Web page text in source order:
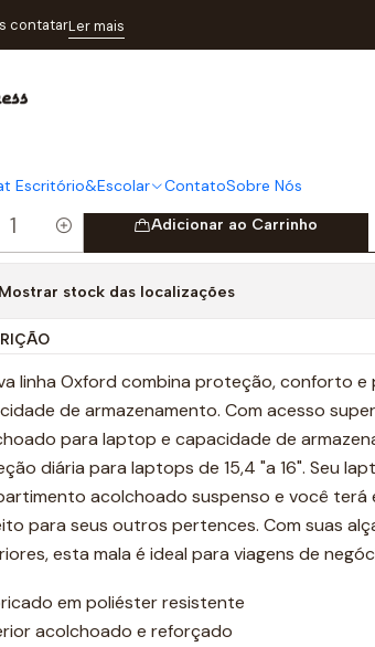
Escritório&Escolar ContatoSobre Nós
contatarLer mais
Portátil 16" Subblim Oxford Preta
Portátil 16"
Adicionar ao Carrinho
Mostrar stock das localizações
linha Oxford combina proteção, conforto e
de armazenamento. Com acesso
para laptop e capacidade de
diária para laptops de 15,4 "a 16". Seu
acolchoado suspenso e você terá
para seus outros pertences. Com suas
esta mala é ideal para viagens de
em poliéster resistente
acolchoado e reforçado